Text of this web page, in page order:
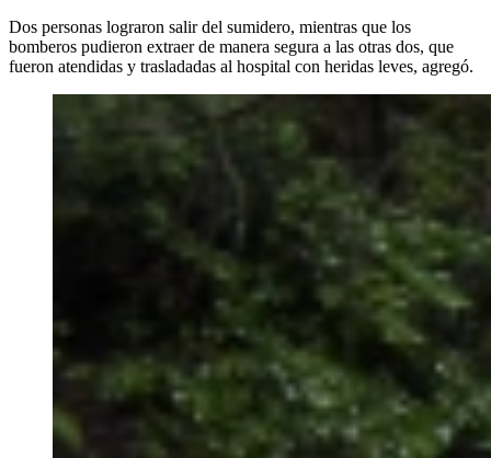
Dos personas lograron salir del sumidero, mientras que los
bomberos pudieron extraer de manera segura a las otras dos, que
fueron atendidas y trasladadas al hospital con heridas leves, agregó.